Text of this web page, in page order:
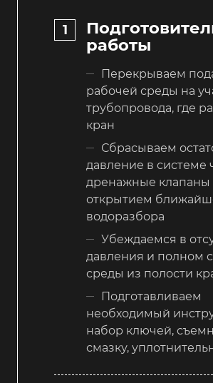
работы
Перекрываем
рабочей среды на
трубопровода, где
кран
Сбрасываем
давление в системе
дренажные клапаны
открытием
водоразбора
Убеждаемся в
давления и полном
среды из полости
Подготавливаем
необходимый
набор ключей,
смазку,